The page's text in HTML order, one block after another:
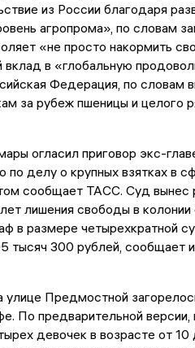
из России благодаря
агропрома», по словам
«не просто накормить
вклад в «глобальную
Федерация, по словам
за рубеж пшеницы и целого
огласил приговор экс-
по делу о крупных взятках в
сообщает ТАСС. Суд вынес
лишения свободы в
в размере четырехкратной
тысяч 300 рублей, сообщает
улице Предмостной
По предварительной версии,
девочек в возрасте от